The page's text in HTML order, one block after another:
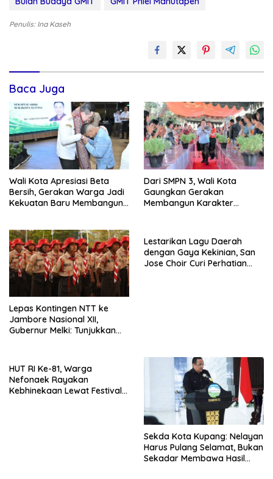
Penulis: Ina Kaseh
Baca Juga
Wali Kota Apresiasi Beta
Bersih, Gerakan Warga Jadi
Kekuatan Baru Membangun
Dari SMPN 3, Wali Kota
Gaungkan Gerakan
Membangun Karakter
Lepas Kontingen NTT ke
Jambore Nasional XII,
Gubernur Melki: Tunjukkan
Lestarikan Lagu Daerah
dengan Gaya Kekinian, San
Jose Choir Curi Perhatian
HUT RI Ke-81, Warga
Nefonaek Rayakan
Kebhinekaan Lewat Festival
Sekda Kota Kupang: Nelayan
Harus Pulang Selamat, Bukan
Sekadar Membawa Hasil